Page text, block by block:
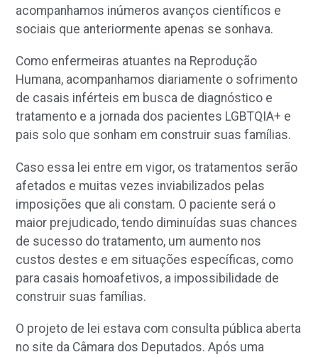
acompanhamos inúmeros avanços científicos e
sociais que anteriormente apenas se sonhava.
Como enfermeiras atuantes na Reprodução
Humana, acompanhamos diariamente o sofrimento
de casais inférteis em busca de diagnóstico e
tratamento e a jornada dos pacientes LGBTQIA+ e
pais solo que sonham em construir suas famílias.
Caso essa lei entre em vigor, os tratamentos serão
afetados e muitas vezes inviabilizados pelas
imposições que ali constam. O paciente será o
maior prejudicado, tendo diminuídas suas chances
de sucesso do tratamento, um aumento nos
custos destes e em situações específicas, como
para casais homoafetivos, a impossibilidade de
construir suas famílias.
O projeto de lei estava com consulta pública aberta
no site da Câmara dos Deputados. Após uma